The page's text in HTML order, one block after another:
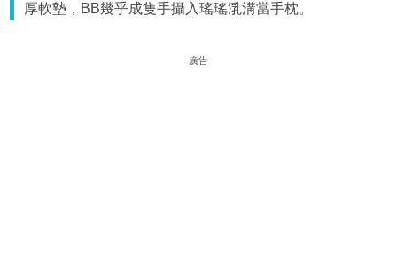
厚軟墊，BB幾乎成隻手攝入瑤瑤㳶溝當手枕。
廣告